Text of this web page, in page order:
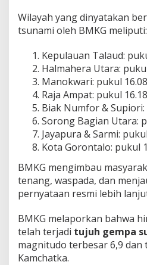
Wilayah yang dinyatakan
tsunami oleh BMKG meliputi:
Kepulauan Talaud:
Halmahera Utara:
Manokwari: pukul
Raja Ampat: pukul
Biak Numfor & Supiori:
Sorong Bagian Utara:
Jayapura & Sarmi:
Kota Gorontalo: pukul
BMKG mengimbau
tenang, waspada, dan
pernyataan resmi lebih
BMKG melaporkan bahwa
telah terjadi tujuh gempa
magnitudo terbesar 6,9 dan
Kamchatka.